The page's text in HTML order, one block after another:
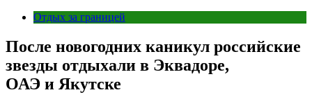
Отдых за границей
После новогодних каникул российские
звезды отдыхали в Эквадоре,
ОАЭ и Якутске